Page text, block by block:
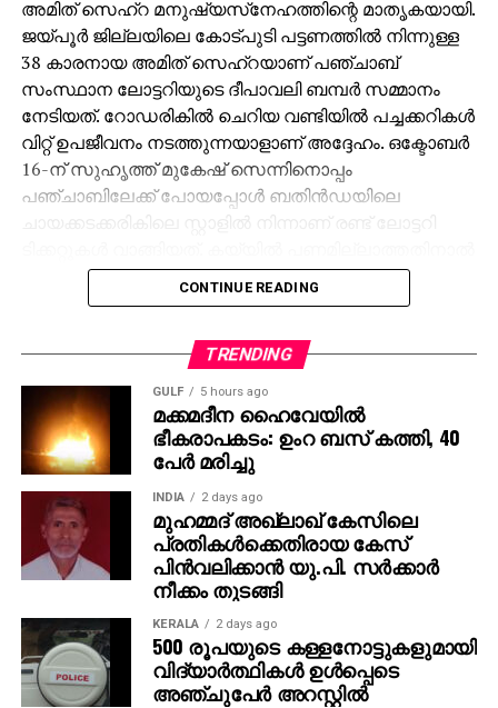
അമിത് സെഹ്‌റ മനുഷ്യസ്‌നേഹത്തിന്റെ മാതൃകയായി.
ജയ്പൂര്‍ ജില്ലയിലെ കോട്പുടി പട്ടണത്തില്‍ നിന്നുള്ള
38 കാരനായ അമിത് സെഹ്‌റയാണ് പഞ്ചാബ്
സംസ്ഥാന ലോട്ടറിയുടെ ദീപാവലി ബമ്പര്‍ സമ്മാനം
നേടിയത്. റോഡരികില്‍ ചെറിയ വണ്ടിയില്‍ പച്ചക്കറികള്‍
വിറ്റ് ഉപജീവനം നടത്തുന്നയാളാണ് അദ്ദേഹം. ഒക്ടോബര്‍
16-ന് സുഹൃത്ത് മുകേഷ് സെന്നിനൊപ്പം
പഞ്ചാബിലേക്ക് പോയപ്പോള്‍ ബതിന്‍ഡയിലെ
മുകേഷിനോട് 1000 രൂപ കടം വാങ്ങുകയായിരുന്നു.
ഒക്ടോബര്‍ 31ന് രാത്രി 10 മണിക്ക് മുകേഷിന്റെ ഫോണ്‍
അടിച്ചതറിയുന്നത്. രണ്ടാമത്തെ ടിക്കറ്റിനും 1000 രൂപ
സമ്മാനമായി ലഭിച്ചു. ലോട്ടറി അടിച്ച വിവരം
അറിഞ്ഞപ്പോള്‍ ആദ്യം ഓര്‍ത്തത് സുഹൃത്ത്
മുകേഷിനെയായിരുന്നു. അദ്ദേഹത്തിന്റെ രണ്ട്
പെണ്‍മക്കള്‍ക്ക് 50 ലക്ഷം രൂപ വീതം ആകെ ഒരു കോടി
നല്‍കുമെന്ന് അമിത് പറഞ്ഞു. ‘ പഞ്ചാബിലേക്ക്
വരാന്‍പോലും 8,000 രൂപ കടം വാങ്ങിയിരുന്നു. അത്
ഇപ്പോള്‍ തിരിച്ചടക്കും. കോടിപതിയായെങ്കിലും ഞാന്‍
പഴയപോലെ കച്ചവടം തുടരും. ഭാര്യയുടെ ആഗ്രഹം
പോലെ സ്ഥലം വാങ്ങി വീട് പണിയും ‘ എന്നതായിരുന്നു
അമിതിന്റെ പ്രതികരണം. സാധാരണ മനുഷ്യന്റെ
മനോഹരമായ പങ്കുവെക്കലാണ് ഇപ്പോള്‍ സോഷ്യല്‍
മീഡിയയില്‍ ചര്‍ച്ചയായിരിക്കുന്നത്.
CONTINUE READING
TRENDING
GULF 5 hours ago
മക്കമദീന ഹൈവേയില്‍
ഭീകരാപകടം: ഉംറ ബസ് കത്തി, 40
പേര്‍ മരിച്ചു
INDIA 2 days ago
മുഹമ്മദ് അഖ്‌ലാഖ് കേസിലെ
പ്രതികള്‍ക്കെതിരായ കേസ്
പിന്‍വലിക്കാന്‍ യു.പി. സര്‍ക്കാര്‍
നീക്കം തുടങ്ങി
KERALA 2 days ago
500 രൂപയുടെ കള്ളനോട്ടുകളുമായി
വിദ്യാര്‍ത്ഥികള്‍ ഉള്‍പ്പെടെ
അഞ്ചുപേര്‍ അറസ്റ്റില്‍